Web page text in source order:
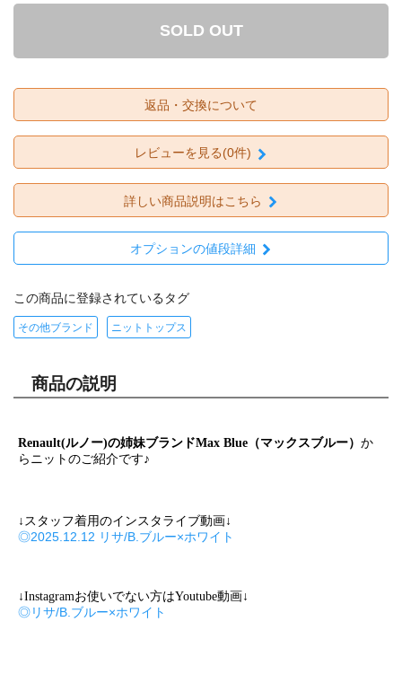
SOLD OUT
返品・交換について
レビューを見る(0件)
詳しい商品説明はこちら
オプションの値段詳細
この商品に登録されているタグ
その他ブランド ニットトップス
商品の説明
Renault(ルノー)の姉妹ブランドMax Blue（マックスブルー） か
らニットのご紹介です♪
↓スタッフ着用のインスタライブ動画↓
◎2025.12.12 リサ/B.ブルー×ホワイト
↓Instagramお使いでない方はYoutube動画↓
◎リサ/B.ブルー×ホワイト